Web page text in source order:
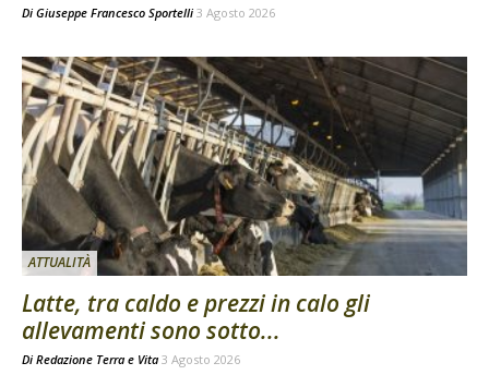
Di Giuseppe Francesco Sportelli 3 Agosto 2026
ATTUALITÀ
Latte, tra caldo e prezzi in calo gli
allevamenti sono sotto...
Di Redazione Terra e Vita 3 Agosto 2026